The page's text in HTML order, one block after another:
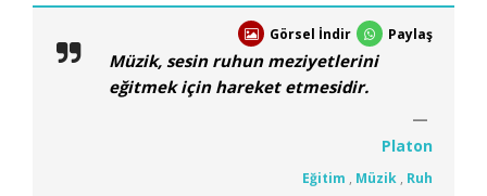
Görsel İndir Paylaş
Müzik, sesin ruhun meziyetlerini
eğitmek için hareket etmesidir.
Platon
Eğitim , Müzik , Ruh